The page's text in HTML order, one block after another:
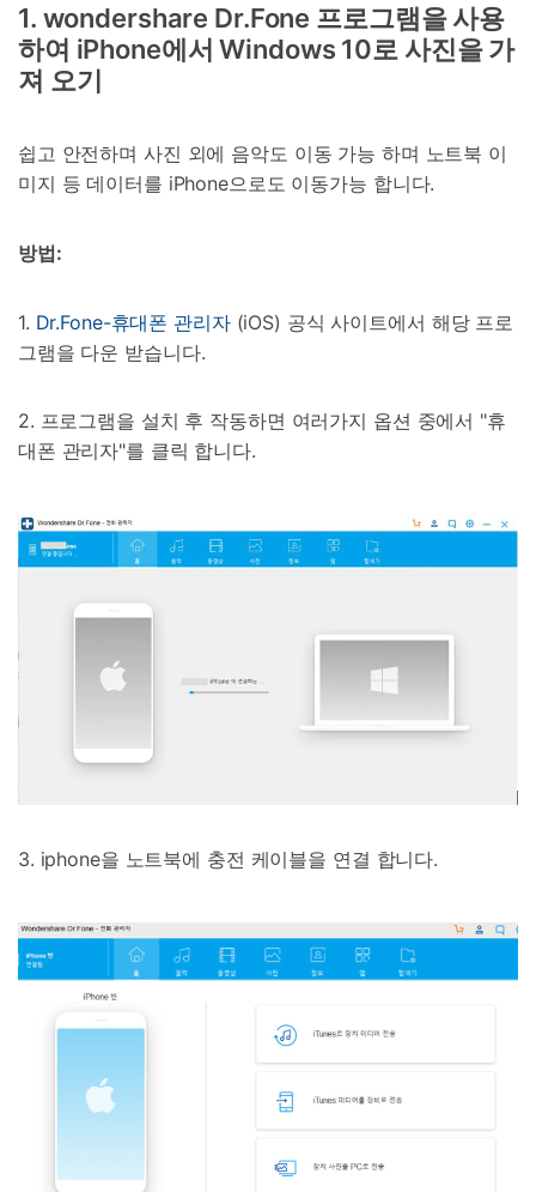
1. wondershare Dr.Fone 프로그램을 사용
하여 iPhone에서 Windows 10로 사진을 가
져 오기
쉽고 안전하며 사진 외에 음악도 이동 가능 하며 노트북 이
미지 등 데이터를 iPhone으로도 이동가능 합니다.
방법:
1. Dr.Fone-휴대폰 관리자(iOS) 공식 사이트에서 해당 프로
그램을 다운 받습니다.
2. 프로그램을 설치 후 작동하면 여러가지 옵션 중에서 "휴
대폰 관리자"를 클릭 합니다.
3. iphone을 노트북에 충전 케이블을 연결 합니다.